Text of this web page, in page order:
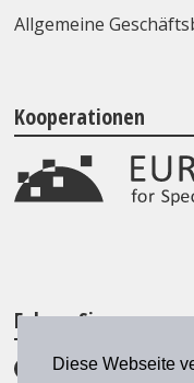
Diese Webseite
Allgemeine
Kooperationen
Folgen Sie uns